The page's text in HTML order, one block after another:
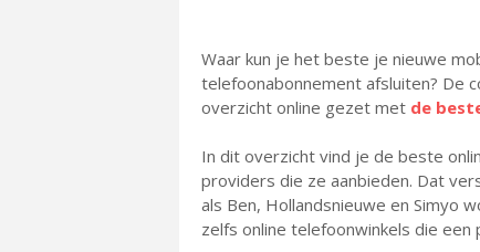
Waar kun je het beste je nieuwe
telefoonabonnement afsluiten? De
overzicht online gezet met de
In dit overzicht vind je de beste
providers die ze aanbieden. Dat
als Ben, Hollandsnieuwe en Simyo
zelfs online telefoonwinkels die een